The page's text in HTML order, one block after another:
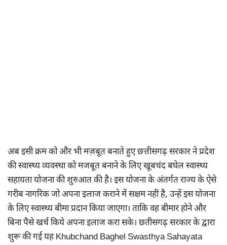
अब इसी क्रम को और भी मज़बूत बनाते हुए छत्तीसगढ़ सरकार ने प्रदेश
की स्वास्थ्य व्यवस्था को मजबूत बनाने के लिए खूबचंद बघेल स्वास्थ्य
सहायता योजना की शुरुआत की है। इस योजना के अंतर्गत राज्य के ऐसे
गरीब नागरिक जो अपना इलाज कराने में सक्षम नही है, उन्हें इस योजना
के लिए स्वास्थ्य बीमा प्रदान किया जाएगा। ताकि वह बीमार होने और
बिना पैसे खर्च किये अपना इलाज करा सके। छतीसगढ़ सरकार के द्वारा
शुरू की गई यह Khubchand Baghel Swasthya Sahayata